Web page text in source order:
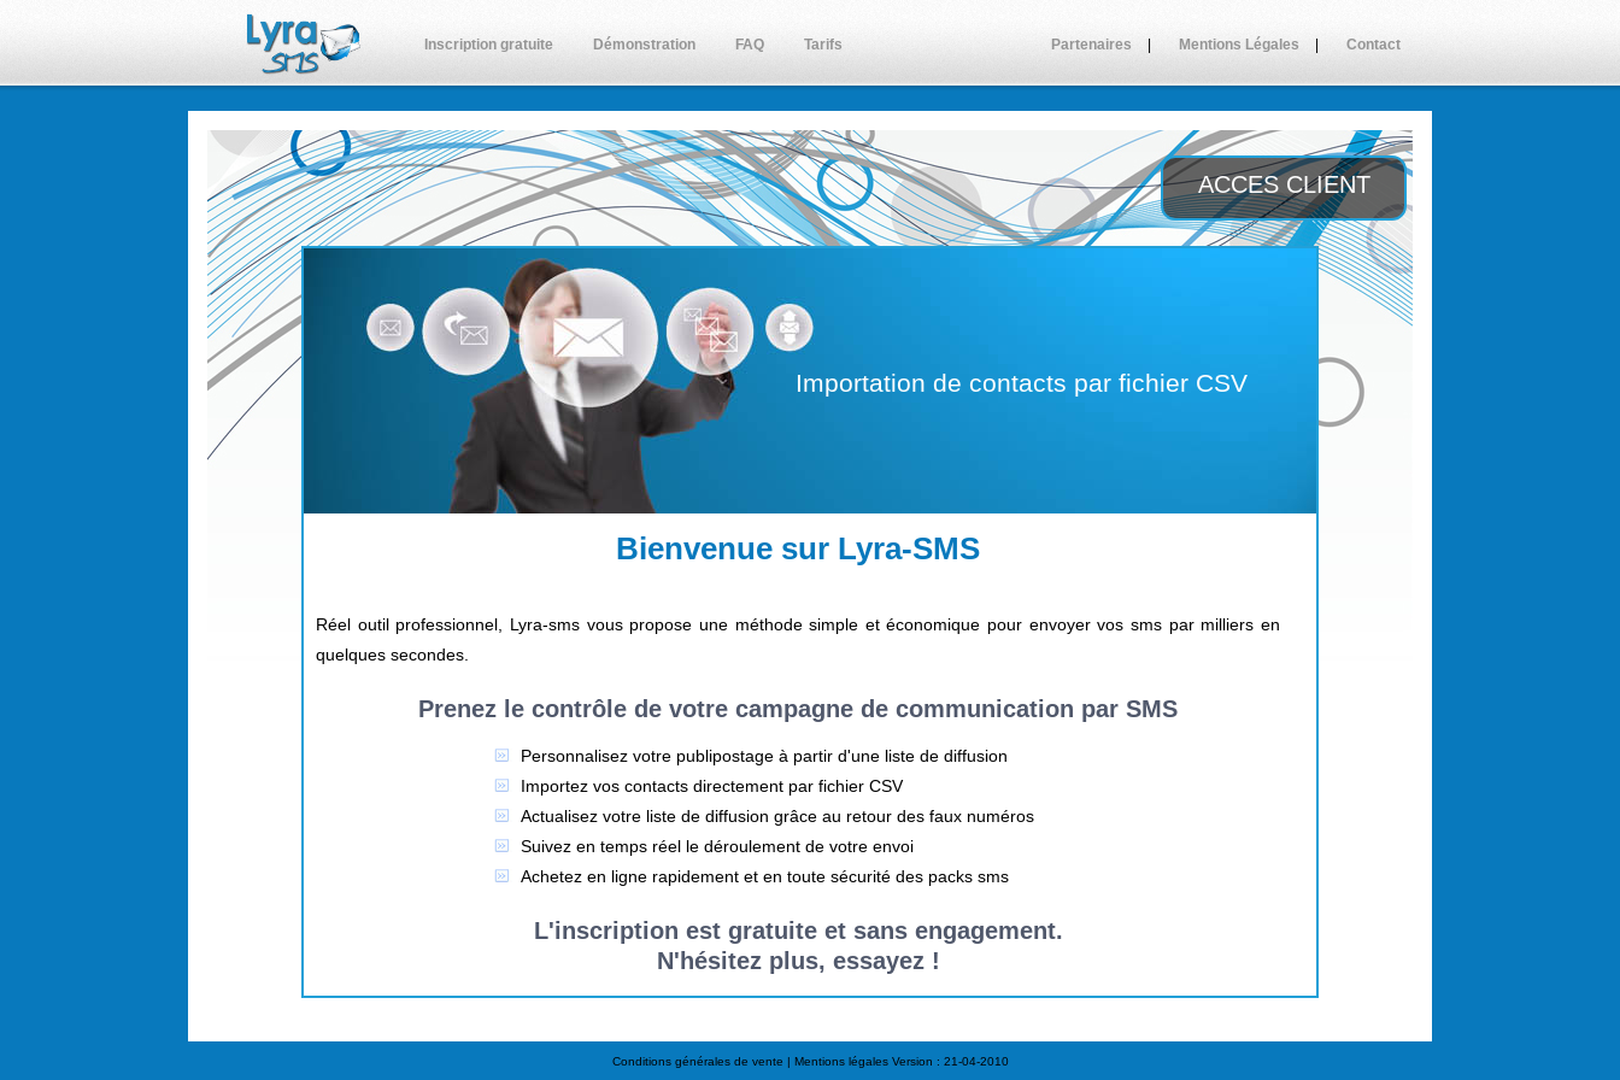
Inscription gratuite Démonstration FAQ Tarifs Partenaires Mentions Légales Contact
ACCES CLIENT
Importation de contacts par fichier CSV
Bienvenue sur Lyra-SMS
Réel outil professionnel, Lyra-sms vous propose une méthode simple et économique pour envoyer vos sms par milliers en
quelques secondes.
Prenez le contrôle de votre campagne de communication par SMS
Personnalisez votre publipostage à partir d'une liste de diffusion
Importez vos contacts directement par fichier CSV
Actualisez votre liste de diffusion grâce au retour des faux numéros
Suivez en temps réel le déroulement de votre envoi
Achetez en ligne rapidement et en toute sécurité des packs sms
L'inscription est gratuite et sans engagement.
N'hésitez plus, essayez !
Conditions générales de vente | Mentions légalesVersion : 21-04-2010